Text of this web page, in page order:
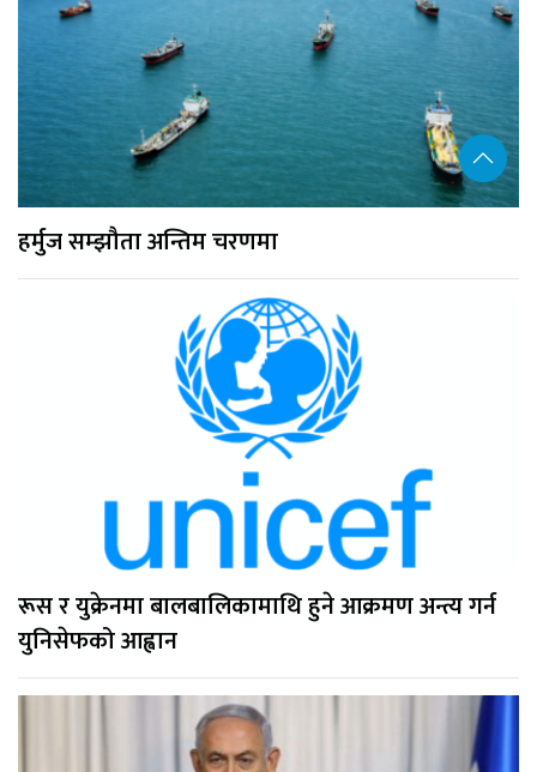
हर्मुज सम्झौता अन्तिम चरणमा
रूस र युक्रेनमा बालबालिकामाथि हुने आक्रमण अन्त्य गर्न
युनिसेफको आह्वान